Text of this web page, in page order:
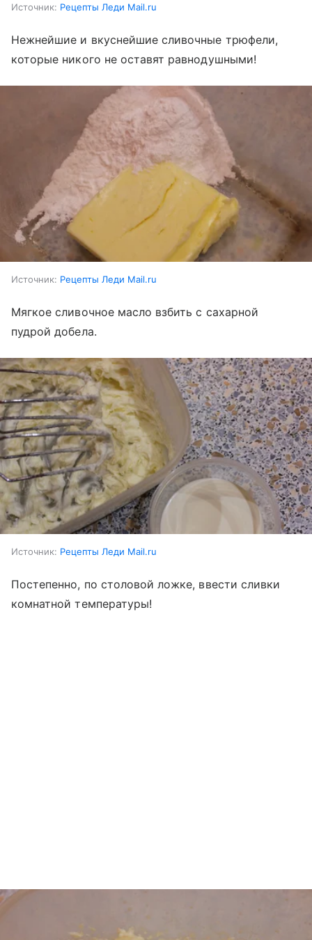
Источник: Рецепты Леди Mail.ru
Нежнейшие и вкуснейшие сливочные трюфели,
которые никого не оставят равнодушными!
Источник: Рецепты Леди Mail.ru
Мягкое сливочное масло взбить с сахарной
пудрой добела.
Источник: Рецепты Леди Mail.ru
Постепенно, по столовой ложке, ввести сливки
комнатной температуры!